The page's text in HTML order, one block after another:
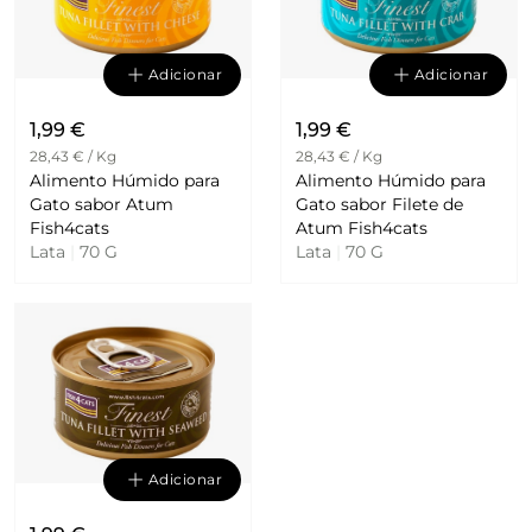
Adicionar
1,99 €
28,43 € / Kg
Alimento Húmido para
Gato sabor Atum
Fish4cats
Lata
70 G
Adicionar
1,99 €
28,43 € / Kg
Alimento Húmido para
Gato sabor Filete de
Atum Fish4cats
Lata
70 G
Adicionar